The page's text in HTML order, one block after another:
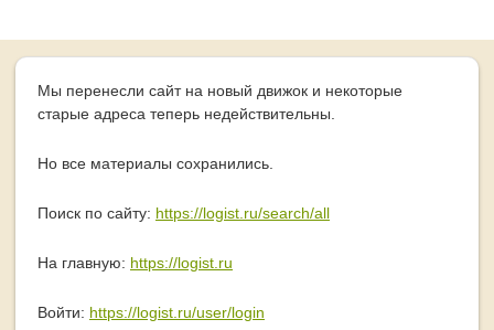
Мы перенесли сайт на новый движок и некоторые
старые адреса теперь недействительны.
Но все материалы сохранились.
Поиск по сайту: https://logist.ru/search/all
На главную: https://logist.ru
Войти: https://logist.ru/user/login